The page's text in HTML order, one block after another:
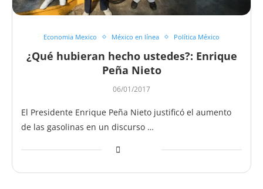
Economia Mexico México en línea Política México
¿Qué hubieran hecho ustedes?: Enrique
Peña Nieto
06/01/2017
El Presidente Enrique Peña Nieto justificó el aumento
de las gasolinas en un discurso …